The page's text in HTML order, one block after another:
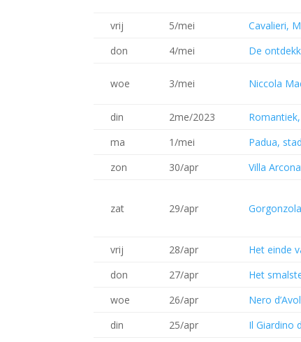
vrij 5/mei Cavalieri,
don
4/mei De
woe 3/mei Niccola
din 2me/2023
ma
1/mei Padua,
zon
30/apr Villa
zat 29/apr Gorgonzola
vrij 28/apr Het einde
don
27/apr Het
woe
26/apr Nero
din
25/apr Il Giardino